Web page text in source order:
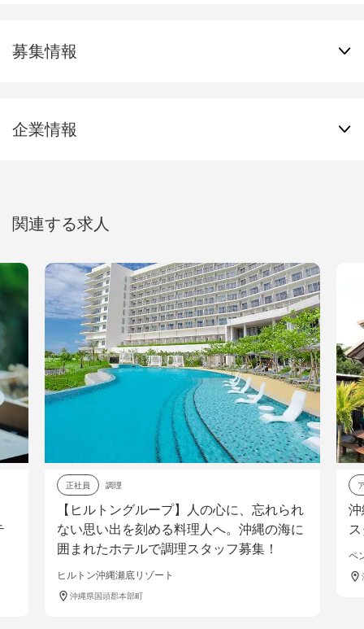
ンをもらえることも。
プライベートも仕事も両立しながら、自分らしく過ごせる場所が
・おもてなしを通じて、特別な思い出づくりをサポートできる方
・仲間とチームワークを大切にできる方
募集情報
企業情報
関連する求人
ープ】人の心に、忘れられ
める料理人へ。沖縄の海に
で調理スタッフ募集！
沖縄の離島を盛り上げる
スタッフ募集！
ペンション シーフレンド